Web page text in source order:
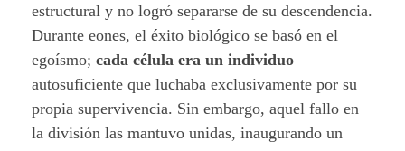
o
r
c
o
estructural y no logró separarse de su descendencia.
Durante eones, el éxito biológico se basó en el
egoísmo; cada célula era un individuo
autosuficiente que luchaba exclusivamente por su
propia supervivencia. Sin embargo, aquel fallo en
la división las mantuvo unidas, inaugurando un